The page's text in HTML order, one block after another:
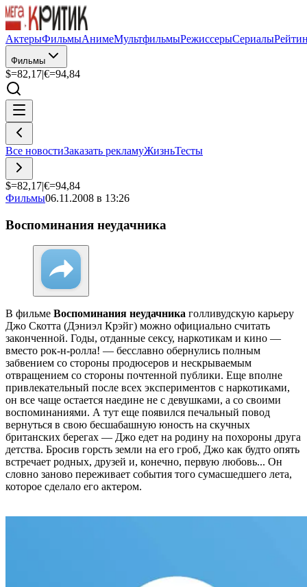
АктерыФильмыАнимеМультфильмыРежиссерыСериалы
Фильмы
$=82,17|€=94,84
Все новостиЗаказать рекламуЖизньТесты
$=82,17|€=94,84
Фильмы06.11.2008 в 13:26
Воспоминания неудачника
В фильме Воспоминания неудачника голливудскую карьеру
Джо Скотта (Дэниэл Крэйг) можно официально считать
законченной. Годы, отданные сексу, наркотикам и кино —
вместо рок-н-ролла! — бесславно обернулись полным
забвением со стороны продюсеров и нескрываемым
отвращением со стороны почтенной публики. Еще вполне
привлекательный после всех экспериментов с наркотиками,
он все чаще остается наедине не с девушками, а со своими
воспоминаниями. А тут еще появился печальный повод
вернуться в свою бесшабашную юность на скучных
британских берегах — Джо едет на родину на похороны друга
детства. Бросив горсть земли на его гроб, Джо как будто опять
встречает родных, друзей и, конечно, первую любовь... Он
словно заново переживает события того сумасшедшего лета,
которое сделало его актером.